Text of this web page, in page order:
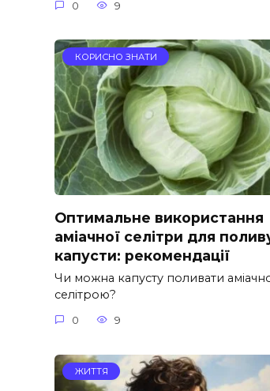
0 9
КОРИСНО ЗНАТИ
Оптимальне використання
аміачної селітри для
капусти: рекомендації
Чи можна капусту поливати
селітрою?
0 9
ЖИТТЯ